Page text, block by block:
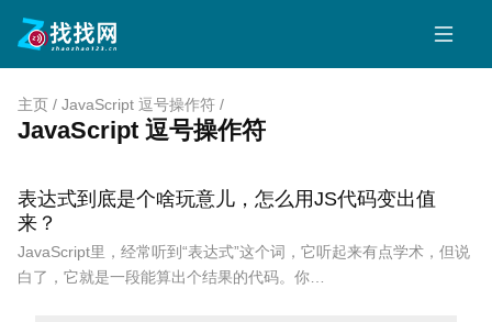
主页 / JavaScript 逗号操作符 /
JavaScript 逗号操作符
表达式到底是个啥玩意儿，怎么用JS代码变出值
来？
JavaScript里，经常听到“表达式”这个词，它听起来有点学术，但说
白了，它就是一段能算出个结果的代码。你…